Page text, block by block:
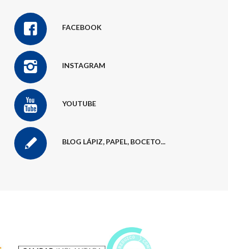
FACEBOOK
INSTAGRAM
YOUTUBE
BLOG LÁPIZ, PAPEL, BOCETO...